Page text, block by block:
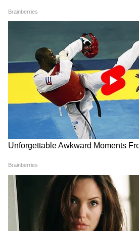
मौसम अपडेट 7 अगस्त 2026:
दिल्ली-NCR से महाराष्ट्र तक इन
राज्यों में जमकर बरसेंगे बादल, IMD
का बारिश-तूफान अलर्ट
2026:
में
IMD
LATEST VIDEOS
IIT Delhi में PM Modi के
Gwalior में बहनों की हिम्मत के आगे
Snatcher, हर लड़की में होनी चाहिए